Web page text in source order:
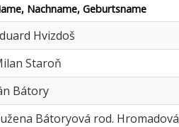
Nachname, Geburtsname
Hvizdoš
Staroň
Bátory
Bátoryová rod. Hromadová